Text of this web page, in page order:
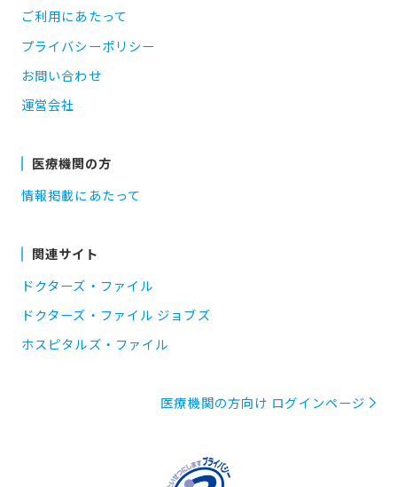
ご利用にあたって
プライバシーポリシー
お問い合わせ
運営会社
医療機関の方
情報掲載にあたって
関連サイト
ドクターズ・ファイル
ドクターズ・ファイル ジョブズ
ホスピタルズ・ファイル
医療機関の方向け ログインページ